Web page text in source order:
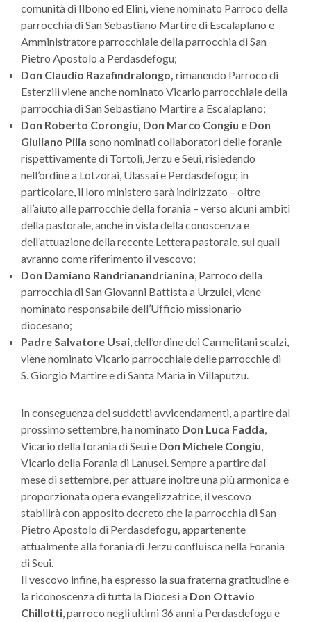
comunità di Ilbono ed Elini, viene nominato Parroco della
parrocchia di San Sebastiano Martire di Escalaplano e
Amministratore parrocchiale della parrocchia di San
Pietro Apostolo a Perdasdefogu;
Don Claudio Razafindralongo, rimanendo Parroco di
Esterzili viene anche nominato Vicario parrocchiale della
parrocchia di San Sebastiano Martire a Escalaplano;
Don Roberto Corongiu, Don Marco Congiu e Don
Giuliano Pilia sono nominati collaboratori delle foranie
rispettivamente di Tortolì, Jerzu e Seui, risiedendo
nell’ordine a Lotzorai, Ulassai e Perdasdefogu; in
particolare, il loro ministero sarà indirizzato – oltre
all’aiuto alle parrocchie della forania – verso alcuni ambiti
della pastorale, anche in vista della conoscenza e
dell’attuazione della recente Lettera pastorale, sui quali
avranno come riferimento il vescovo;
Don Damiano Randrianandrianina, Parroco della
parrocchia di San Giovanni Battista a Urzulei, viene
nominato responsabile dell’Ufficio missionario
diocesano;
Padre Salvatore Usai, dell’ordine dei Carmelitani scalzi,
viene nominato Vicario parrocchiale delle parrocchie di
S. Giorgio Martire e di Santa Maria in Villaputzu.
In conseguenza dei suddetti avvicendamenti, a partire dal
prossimo settembre, ha nominato Don Luca Fadda,
Vicario della forania di Seui e Don Michele Congiu,
Vicario della Forania di Lanusei. Sempre a partire dal
mese di settembre, per attuare inoltre una più armonica e
proporzionata opera evangelizzatrice, il vescovo
stabilirà con apposito decreto che la parrocchia di San
Pietro Apostolo di Perdasdefogu, appartenente
attualmente alla forania di Jerzu confluisca nella Forania
di Seui.
Il vescovo infine, ha espresso la sua fraterna gratitudine e
la riconoscenza di tutta la Diocesi a Don Ottavio
Chillotti, parroco negli ultimi 36 anni a Perdasdefogu e